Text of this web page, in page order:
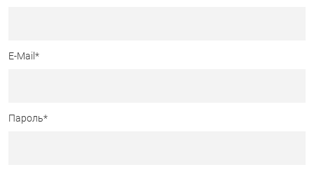
E-Mail *
Пароль*